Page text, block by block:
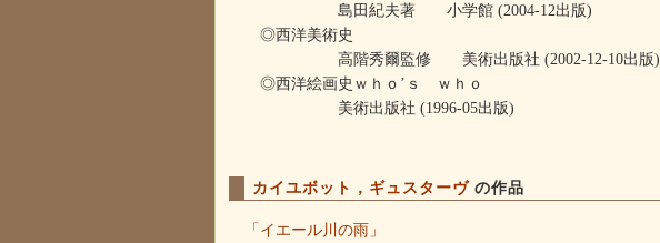
島田紀夫著 小学館 (2004-12出版)
◎西洋美術史
高階秀爾監修 美術出版社 (2002-12-10出版)
◎西洋絵画史ｗｈｏ’ｓ ｗｈｏ
美術出版社 (1996-05出版)
カイユボット，ギュスターヴの作品
「イエール川の雨」